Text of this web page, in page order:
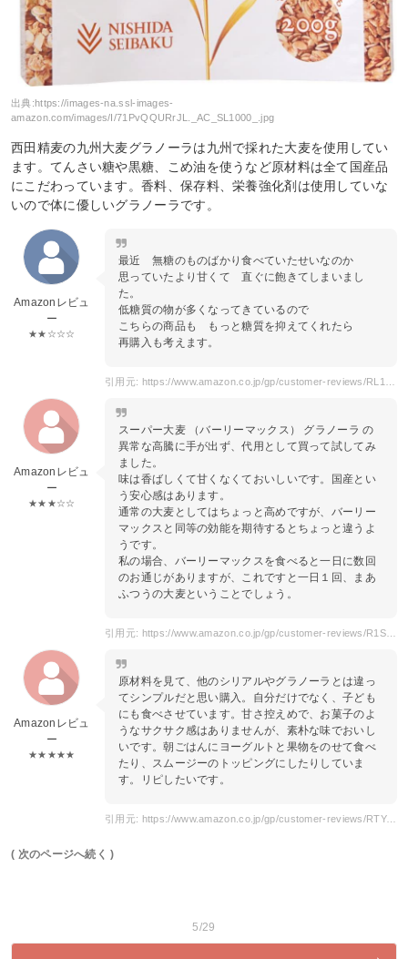
出典:https://images-na.ssl-images-
amazon.com/images/I/71PvQQURrJL._AC_SL1000_.jpg
西田精麦の九州大麦グラノーラは九州で採れた大麦を使用してい
ます。てんさい糖や黒糖、こめ油を使うなど原材料は全て国産品
にこだわっています。香料、保存料、栄養強化剤は使用していな
いので体に優しいグラノーラです。
Amazonレビュ
ー
★★☆☆☆
最近 無糖のものばかり食べていたせいなのか
思っていたより甘くて 直ぐに飽きてしまいまし
た。
低糖質の物が多くなってきているので
こちらの商品も もっと糖質を抑えてくれたら
再購入も考えます。
Amazonレビュ
ー
★★★☆☆
スーパー大麦 （バーリーマックス） グラノーラ の
異常な高騰に手が出ず、代用として買って試してみ
ました。
味は香ばしくて甘くなくておいしいです。国産とい
う安心感はあります。
通常の大麦としてはちょっと高めですが、バーリー
マックスと同等の効能を期待するとちょっと違うよ
うです。
私の場合、バーリーマックスを食べると一日に数回
のお通じがありますが、これですと一日１回、まあ
ふつうの大麦ということでしょう。
引用元: https://www.amazon.co.jp/gp/customer-reviews/R1SIKOBSW85VW6/ref=cm_cr_getr_d_rvw_ttl?ie=UTF8&ASIN=B011IHHHTU
Amazonレビュ
ー
★★★★★
原材料を見て、他のシリアルやグラノーラとは違っ
てシンプルだと思い購入。自分だけでなく、子ども
にも食べさせています。甘さ控えめで、お菓子のよ
うなサクサク感はありませんが、素朴な味でおいし
いです。朝ごはんにヨーグルトと果物をのせて食べ
たり、スムージーのトッピングにしたりしていま
す。リピしたいです。
引用元: https://www.amazon.co.jp/gp/customer-reviews/RTYABR56ZTZCI/ref=cm_cr_dp_d_rvw_ttl?ie=UTF8&ASIN=B011IHHHTU
( 次のページへ続く )
5/29